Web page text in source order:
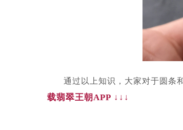
通过以上知识，大家对于圆条
载翡翠王朝APP ↓↓↓